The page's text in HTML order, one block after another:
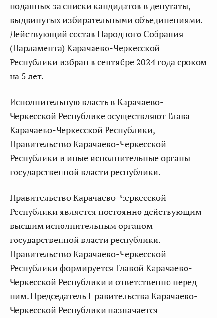
поданных за списки кандидатов в депутаты,
выдвинутых избирательными объединениями.
Действующий состав Народного Собрания
(Парламента) Карачаево-Черкесской
Республики избран в сентябре 2024 года сроком
на 5 лет.
Исполнительную власть в Карачаево-
Черкесской Республике осуществляют Глава
Карачаево-Черкесской Республики,
Правительство Карачаево-Черкесской
Республики и иные исполнительные органы
государственной власти республики.
Правительство Карачаево-Черкесской
Республики является постоянно действующим
высшим исполнительным органом
государственной власти республики.
Правительство Карачаево-Черкесской
Республики формируется Главой Карачаево-
Черкесской Республики и ответственно перед
ним. Председатель Правительства Карачаево-
Черкесской Республики назначается